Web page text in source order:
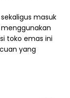
masuk
toko emas ini
yang